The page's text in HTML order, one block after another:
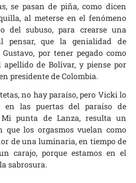
se pasan de piña, como dicen
al meterse en el fenómeno
del subuso, para crearse una
pensar, que la genialidad de
por tener pegado como
apellido de Bolívar, y piense por
presidente de Colombia.
no hay paraíso, pero Vicki lo
las puertas del paraíso de
Mi punta de Lanza, resulta un
que los orgasmos vuelan como
de una luminaria, en tiempo de
carajo, porque estamos en el
sabrosura.